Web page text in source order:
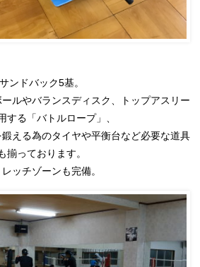
サンドバック5基。
ルやバランスディスク、トップアスリー
する「バトルロープ」、
える為のタイヤや平衡台など必要な道具
揃っております。
レッチゾーンも完備。